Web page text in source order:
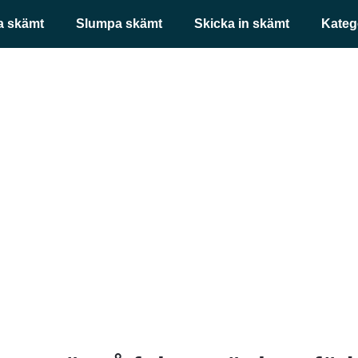
skämt Slumpa skämt Skicka in skämt